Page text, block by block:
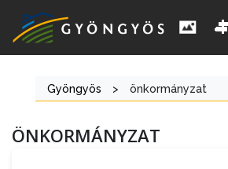
Gyöngyös > önkormányzat
ÖNKORMÁNYZAT